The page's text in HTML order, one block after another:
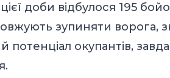
доби відбулося 195
зупиняти ворога,
потенціал окупантів,